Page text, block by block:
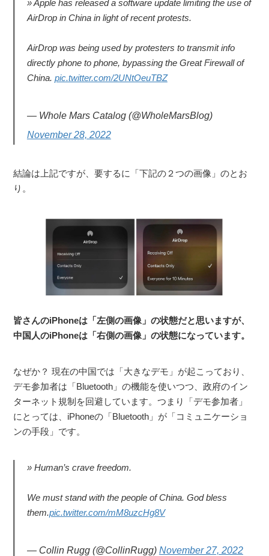
Apple has released a software update limiting the use of
AirDrop in China in light of recent protests.
AirDrop was being used by protesters to transmit info
directly phone to phone, bypassing the Great Firewall of
China. pic.twitter.com/2UNtOeuTBZ
— Whole Mars Catalog (@WholeMarsBlog)
November 28, 2022
結論は上記ですが、要するに「下記の２つの画像」のとお
り。
皆さんのiPhoneは「左側の画像」の状態だと思いますが、
中国人のiPhoneは「右側の画像」の状態になっています。
なぜか？ 現在の中国では「大きなデモ」が起こっており、
デモ参加者は「Bluetooth」の機能を使いつつ、政府のイン
ターネット規制を回避しています。つまり「デモ参加者」
にとっては、iPhoneの「Bluetooth」が「コミュニケーショ
ンの手段」です。
Human’s crave freedom.
We must stand with the people of China. God bless
them.pic.twitter.com/mM8uzcHg8V
— Collin Rugg (@CollinRugg) November 27, 2022